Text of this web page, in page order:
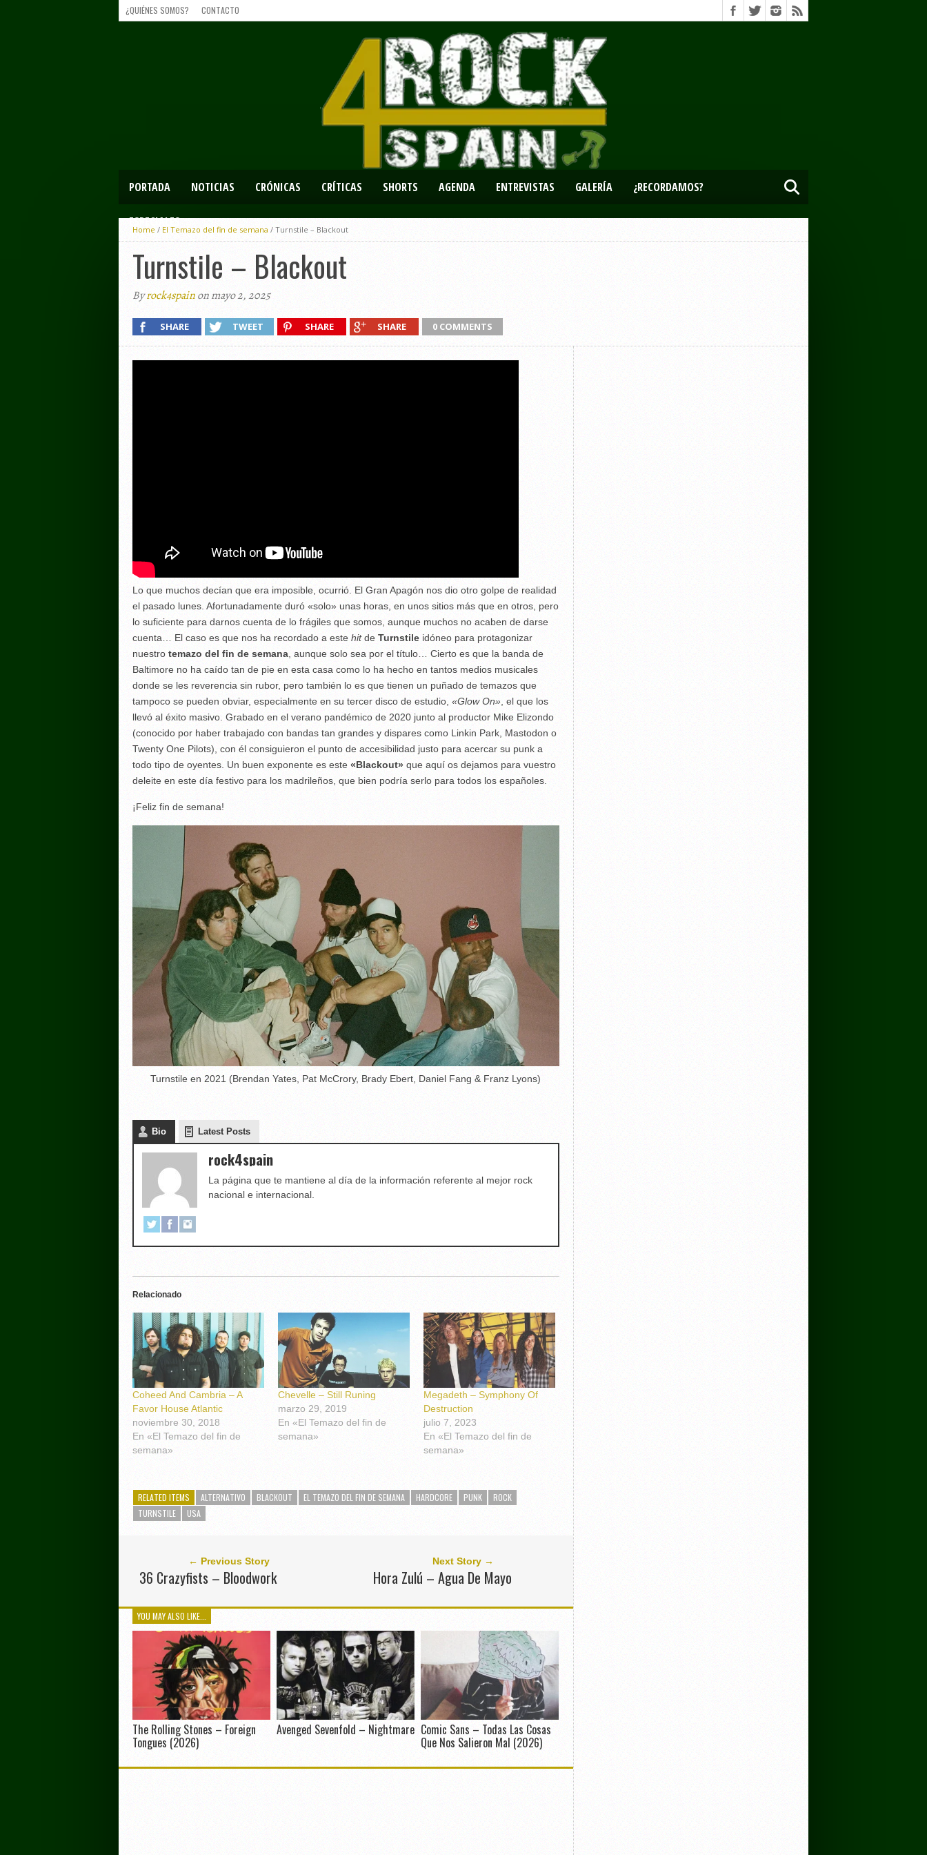
¿QUIÉNES SOMOS? CONTACTO
PORTADA NOTICIAS CRÓNICAS CRÍTICAS SHORTS AGENDA ENTREVISTAS GALERÍA ¿RECORDAMOS?
ESPECIALES
Home / El Temazo del fin de semana / Turnstile – Blackout
Turnstile – Blackout
Byrock4spainon mayo 2, 2025
SHARE TWEET SHARE SHARE 0 COMMENTS
Lo que muchos decían que era imposible, ocurrió. El Gran Apagón nos dio otro golpe de realidad
el pasado lunes. Afortunadamente duró «solo» unas horas, en unos sitios más que en otros, pero
lo suficiente para darnos cuenta de lo frágiles que somos, aunque muchos no acaben de darse
cuenta… El caso es que nos ha recordado a este hitde Turnstileidóneo para protagonizar
nuestro temazo del fin de semana, aunque solo sea por el título… Cierto es que la banda de
Baltimore no ha caído tan de pie en esta casa como lo ha hecho en tantos medios musicales
donde se les reverencia sin rubor, pero también lo es que tienen un puñado de temazos que
tampoco se pueden obviar, especialmente en su tercer disco de estudio, «Glow On», el que los
llevó al éxito masivo. Grabado en el verano pandémico de 2020 junto al productor Mike Elizondo
(conocido por haber trabajado con bandas tan grandes y dispares como Linkin Park, Mastodon o
Twenty One Pilots), con él consiguieron el punto de accesibilidad justo para acercar su punk a
todo tipo de oyentes. Un buen exponente es este «Blackout»que aquí os dejamos para vuestro
deleite en este día festivo para los madrileños, que bien podría serlo para todos los españoles.
¡Feliz fin de semana!
Turnstile en 2021 (Brendan Yates, Pat McCrory, Brady Ebert, Daniel Fang & Franz Lyons)
Bio Latest Posts
rock4spain
La página que te mantiene al día de la información referente al mejor rock
nacional e internacional.
Relacionado
Coheed And Cambria – A
Favor House Atlantic
noviembre 30, 2018
En «El Temazo del fin de
semana»
Chevelle – Still Runing
marzo 29, 2019
En «El Temazo del fin de
semana»
Megadeth – Symphony Of
Destruction
julio 7, 2023
En «El Temazo del fin de
semana»
RELATED ITEMS ALTERNATIVO BLACKOUT EL TEMAZO DEL FIN DE SEMANA HARDCORE PUNK
ROCK
TURNSTILE
USA
← Previous Story
36 Crazyfists – Bloodwork
Next Story →
Hora Zulú – Agua De Mayo
YOU MAY ALSO LIKE...
The Rolling Stones – Foreign
Tongues (2026)
Avenged Sevenfold – Nightmare Comic Sans – Todas Las Cosas
Que Nos Salieron Mal (2026)